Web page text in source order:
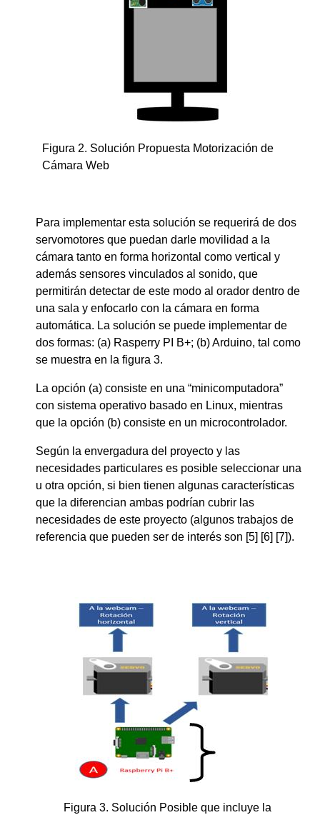
Figura 2. Solución Propuesta Motorización de
Cámara Web
Para implementar esta solución se requerirá de dos
servomotores que puedan darle movilidad a la
cámara tanto en forma horizontal como vertical y
además sensores vinculados al sonido, que
permitirán detectar de este modo al orador dentro de
una sala y enfocarlo con la cámara en forma
automática. La solución se puede implementar de
dos formas: (a) Rasperry PI B+; (b) Arduino, tal como
se muestra en la figura 3.
La opción (a) consiste en una “minicomputadora”
con sistema operativo basado en Linux, mientras
que la opción (b) consiste en un microcontrolador.
Según la envergadura del proyecto y las
necesidades particulares es posible seleccionar una
u otra opción, si bien tienen algunas características
que la diferencian ambas podrían cubrir las
necesidades de este proyecto (algunos trabajos de
referencia que pueden ser de interés son [5] [6] [7]).
Figura 3. Solución Posible que incluye la